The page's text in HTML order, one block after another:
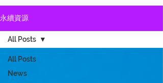
永續資源
All Posts
News
All Posts